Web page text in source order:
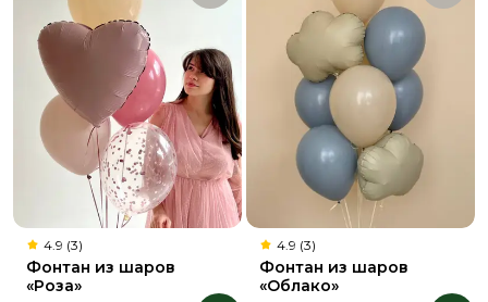
4.9 (3)
Фонтан из шаров
«Роза»
4.9 (3)
Фонтан из шаров
«Облако»